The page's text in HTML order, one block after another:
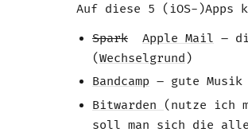
Auf diese 5 (iOS-)Apps
Spark
Apple Mail –
(Wechselgrund )
Bandcamp – gute
Bitwarden
(nutze ich
soll man sich die alle